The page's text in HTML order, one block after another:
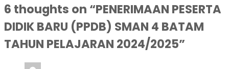
6 thoughts on “PENERIMAAN PESERTA
DIDIK BARU (PPDB) SMAN 4 BATAM
TAHUN PELAJARAN 2024/2025”